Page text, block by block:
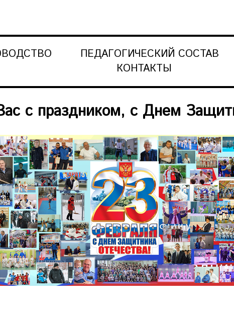
ПЕДАГОГИЧЕСКИЙ СОСТАВ
КОНТАКТЫ
с праздником, с Днем